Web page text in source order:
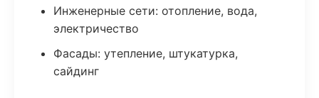
Инженерные сети: отопление, вода,
электричество
Фасады: утепление, штукатурка,
сайдинг